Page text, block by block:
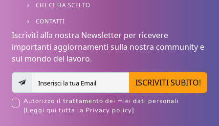
CHI CI HA SCELTO
CONTATTI
Iscriviti alla nostra Newsletter per ricevere
importanti aggiornamenti sulla nostra community e
sul mondo del lavoro.
ISCRIVITI SUBITO!
Autorizzo il trattamento dei miei dati personali
[Leggi qui tutta la Privacy policy]